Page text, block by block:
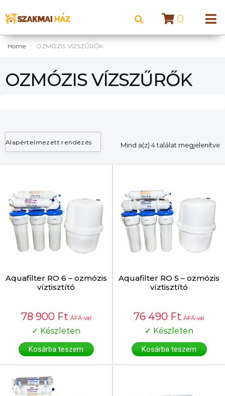
0
Home > OZMÓZIS VÍZSZŰRŐK
OZMÓZIS VÍZSZŰRŐK
Mind a(z) 4 találat megjelenítve
✓ Készleten
Aquafilter RO 6 – ozmózis
víztisztító
78 900 Ft ÁFÁ-val
Kosárba teszem
✓ Készleten
Aquafilter RO 5 – ozmózis
víztisztító
76 490 Ft ÁFÁ-val
Kosárba teszem